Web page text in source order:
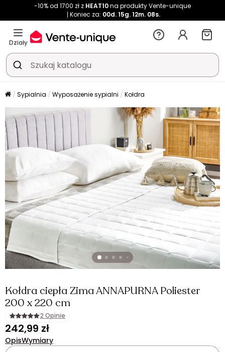
-10% od 1700 zł z HEAT10na produkty Vente-unique
Koniec za: 00d. 15g. 12m. 07s.
Działy
Sypialnia Wyposażenie sypialni Kołdra
Kołdra ciepła Zima ANNAPURNA Poliester
200 x 220 cm
2 Opinie
242,99 zł
OpisWymiary